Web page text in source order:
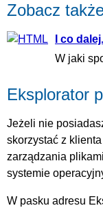
Zobacz
I co
W jaki
Eksplorator
Jeżeli nie
skorzystać z
zarządzania
systemie
W pasku adresu